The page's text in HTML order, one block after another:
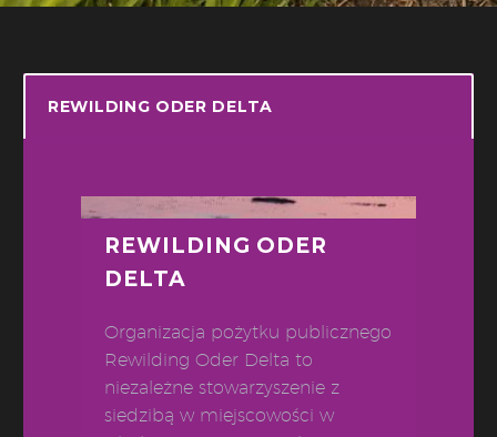
REWILDING ODER DELTA
REWILDING ODER
DELTA
Organizacja pożytku publicznego
Rewilding Oder Delta to
niezależne stowarzyszenie z
siedzibą w miejscowości w